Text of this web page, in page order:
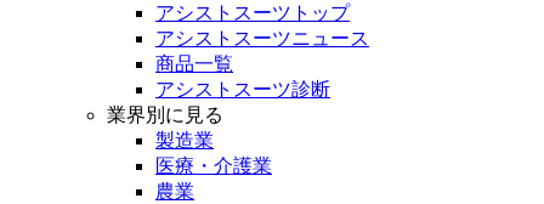
アシストスーツトップ
アシストスーツニュース
商品一覧
アシストスーツ診断
業界別に見る
製造業
医療・介護業
農業